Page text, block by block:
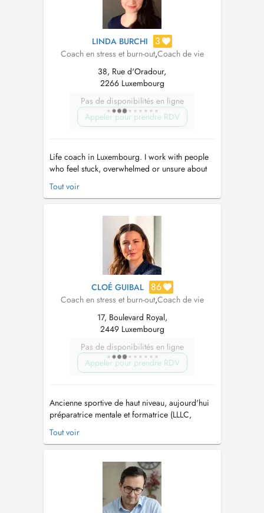
LINDA BURCHI 3
Coach en stress et burn-out,Coach de vie
38, Rue d'Oradour,
2266 Luxembourg
Pas de disponibilités en ligne
Appeler pour prendre RDV
Life coach in Luxembourg. I work with people
who feel stuck, overwhelmed or unsure about
their next step. Living in Luxembourg can be
demanding: high expectations, important
feel disconnected or overthink what to do next.
I offer a space that...
Tout voir
CLOÉ GUIBAL 86
Coach en stress et burn-out,Coach de vie
17, Boulevard Royal,
2449 Luxembourg
Pas de disponibilités en ligne
Appeler pour prendre RDV
Ancienne sportive de haut niveau, aujourd'hui
préparatrice mentale et formatrice (LLLC,
Université Populaire de Luxembourg,
Ministères des Sports, autres), diplômée d'un
coaching, j'accompagne toute personne
souhaitant se sentir bien au quotidien tout en
Tout voir